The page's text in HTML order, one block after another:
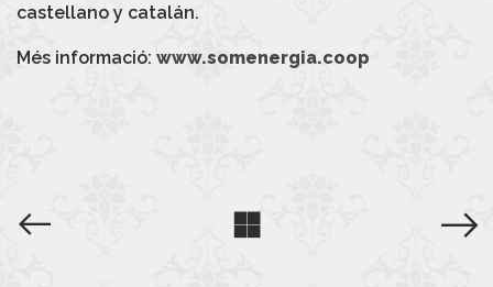
castellano y catalán.
Més informació: www.somenergia.coop